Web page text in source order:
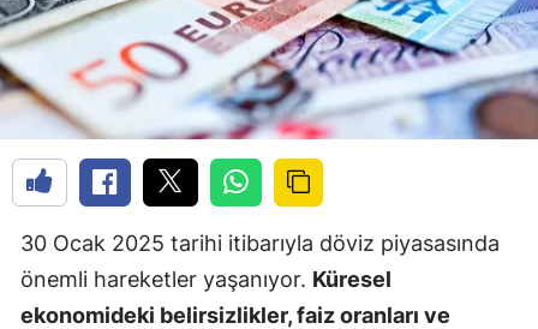
30 Ocak 2025 tarihi itibarıyla döviz piyasasında
önemli hareketler yaşanıyor. Küresel
ekonomideki belirsizlikler, faiz oranları ve